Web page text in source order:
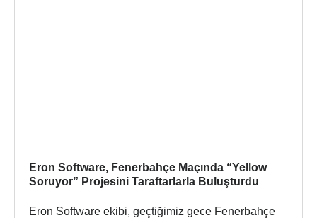
Eron Software, Fenerbahçe Maçında “Yellow
Soruyor” Projesini Taraftarlarla Buluşturdu
Eron Software ekibi, geçtiğimiz gece Fenerbahçe